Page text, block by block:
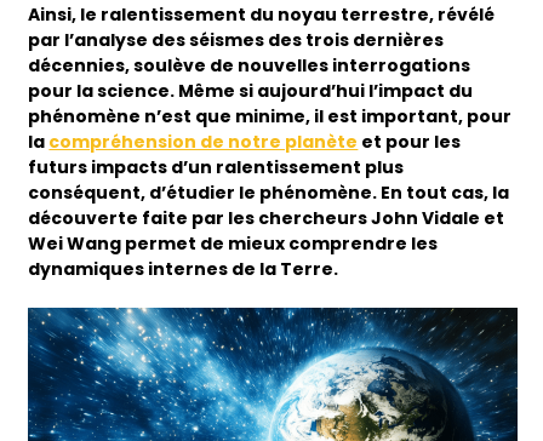
Ainsi, le ralentissement du noyau terrestre, révélé
par l’analyse des séismes des trois dernières
décennies, soulève de nouvelles interrogations
pour la science. Même si aujourd’hui l’impact du
phénomène n’est que minime, il est important, pour
la compréhension de notre planète et pour les
futurs impacts d’un ralentissement plus
conséquent, d’étudier le phénomène. En tout cas, la
découverte faite par les chercheurs John Vidale et
Wei Wang permet de mieux comprendre les
dynamiques internes de la Terre.